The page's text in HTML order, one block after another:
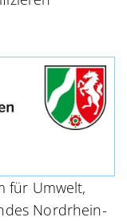
für Umwelt,
Nordrhein-